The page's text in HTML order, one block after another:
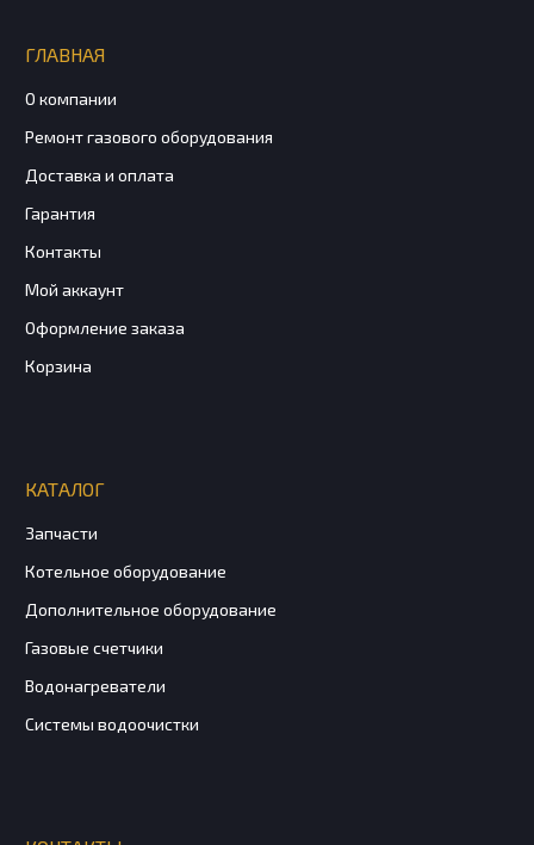
ГЛАВНАЯ
О компании
Ремонт газового оборудования
Доставка и оплата
Гарантия
Контакты
Мой аккаунт
Оформление заказа
Корзина
КАТАЛОГ
Запчасти
Котельное оборудование
Дополнительное оборудование
Газовые счетчики
Водонагреватели
Системы водоочистки